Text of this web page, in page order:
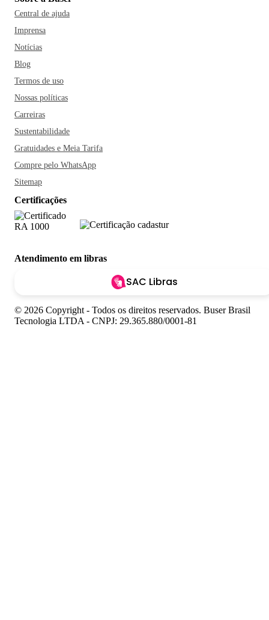
Central de ajuda
Imprensa
Notícias
Blog
Termos de uso
Nossas políticas
Carreiras
Sustentabilidade
Gratuidades e Meia Tarifa
Compre pelo WhatsApp
Sitemap
Certificações
Atendimento em libras
SAC Libras
© 2026 Copyright - Todos os direitos reservados. Buser Brasil
Tecnologia LTDA - CNPJ: 29.365.880/0001-81